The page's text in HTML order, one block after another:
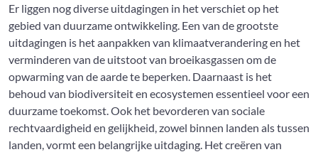
Er liggen nog diverse uitdagingen in het verschiet op het
gebied van duurzame ontwikkeling. Een van de grootste
uitdagingen is het aanpakken van klimaatverandering en het
verminderen van de uitstoot van broeikasgassen om de
opwarming van de aarde te beperken. Daarnaast is het
behoud van biodiversiteit en ecosystemen essentieel voor een
duurzame toekomst. Ook het bevorderen van sociale
rechtvaardigheid en gelijkheid, zowel binnen landen als tussen
landen, vormt een belangrijke uitdaging. Het creëren van